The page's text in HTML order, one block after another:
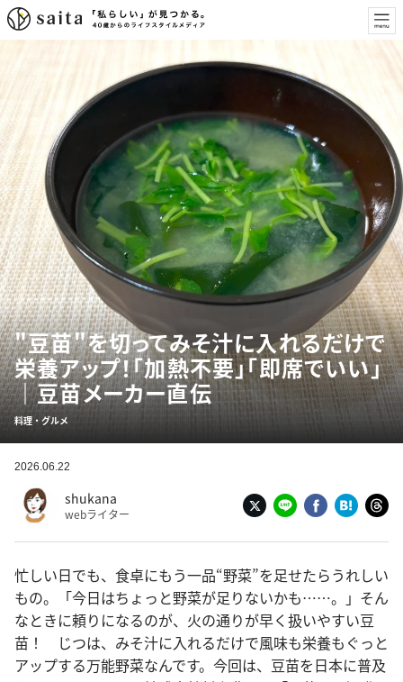
"豆苗"を切ってみそ汁に入れるだけで
栄養アップ！「加熱不要」「即席でいい」
｜豆苗メーカー直伝
料理・グルメ
2026.06.22
shukana
webライター
忙しい日でも、食卓にもう一品“野菜”を足せたらうれしい
もの。「今日はちょっと野菜が足りないかも……。」そん
なときに頼りになるのが、火の通りが早く扱いやすい豆
苗！ じつは、みそ汁に入れるだけで風味も栄養もぐっと
アップする万能野菜なんです。今回は、豆苗を日本に普及